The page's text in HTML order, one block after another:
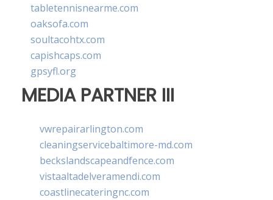
tabletennisnearme.com
oaksofa.com
soultacohtx.com
capishcaps.com
gpsyfl.org
MEDIA PARTNER III
vwrepairarlington.com
cleaningservicebaltimore-md.com
beckslandscapeandfence.com
vistaaltadelveramendi.com
coastlinecateringnc.com